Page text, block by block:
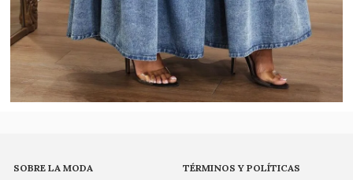
SOBRE LA MODA TÉRMINOS Y POLÍTICAS